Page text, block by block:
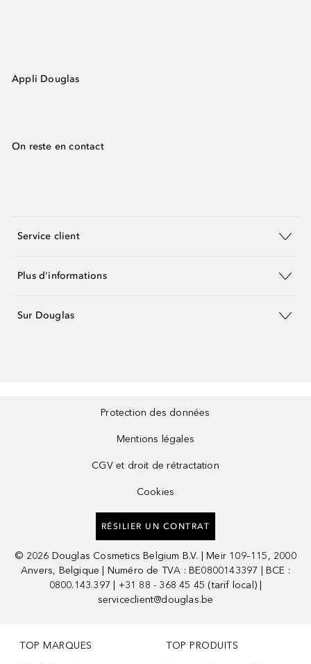
Appli Douglas
On reste en contact
Service client
Plus d'informations
Sur Douglas
Protection des données
Mentions légales
CGV et droit de rétractation
Cookies
RÉSILIER UN CONTRAT
© 2026 Douglas Cosmetics Belgium B.V. | Meir 109–115, 2000
Anvers, Belgique | Numéro de TVA : BE0800143397 | BCE :
0800.143.397 | +31 88 - 368 45 45 (tarif local) |
serviceclient@douglas.be
TOP MARQUES TOP PRODUITS